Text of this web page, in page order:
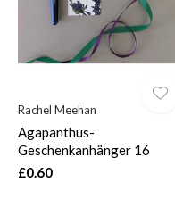
Rachel Meehan
Agapanthus-
Geschenkanhänger 16
£0.60